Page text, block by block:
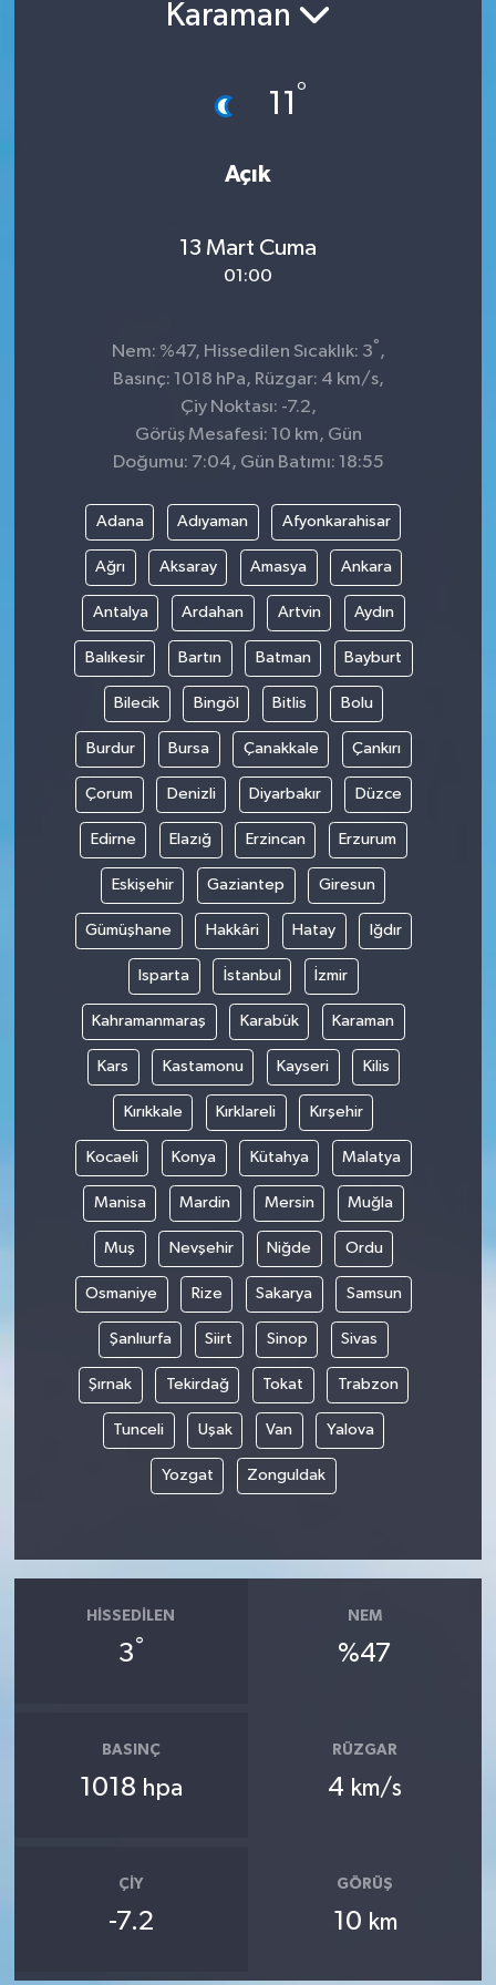
Karaman
11 °
Açık
13 Mart Cuma
01:00
Nem: %47, Hissedilen Sıcaklık: 3° ,
Basınç: 1018 hPa, Rüzgar: 4 km/s,
Çiy Noktası: -7.2,
Görüş Mesafesi: 10 km, Gün
Doğumu: 7:04, Gün Batımı: 18:55
Adana Adıyaman Afyonkarahisar
Ağrı Aksaray Amasya Ankara
Antalya Ardahan Artvin Aydın
Balıkesir Bartın Batman Bayburt
Bilecik Bingöl Bitlis Bolu
Burdur Bursa Çanakkale Çankırı
Çorum Denizli Diyarbakır Düzce
Edirne Elazığ Erzincan Erzurum
Eskişehir Gaziantep Giresun
Gümüşhane Hakkâri Hatay Iğdır
Isparta İstanbul İzmir
Kahramanmaraş Karabük Karaman
Kars Kastamonu Kayseri Kilis
Kırıkkale Kırklareli Kırşehir
Kocaeli Konya Kütahya Malatya
Manisa Mardin Mersin Muğla
Muş Nevşehir Niğde Ordu
Osmaniye Rize Sakarya Samsun
Şanlıurfa Siirt Sinop Sivas
Şırnak Tekirdağ Tokat Trabzon
Tunceli Uşak Van Yalova
Yozgat Zonguldak
HISSEDILEN
3°
NEM
%47
BASINÇ
1018 hpa
RÜZGAR
4 km/s
ÇIY
-7.2
GÖRÜŞ
10 km